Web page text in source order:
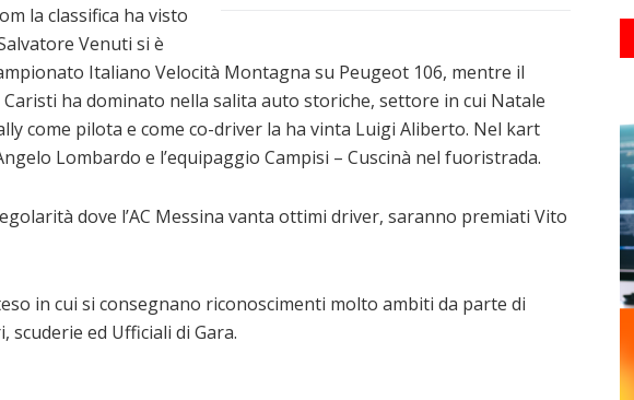
la classifica ha visto
Venuti si è
Italiano Velocità Montagna su Peugeot 106, mentre il
ha dominato nella salita auto storiche, settore in cui Natale
come pilota e come co-driver la ha vinta Luigi Aliberto. Nel kart
Lombardo e l’equipaggio Campisi – Cuscinà nel fuoristrada.
dove l’AC Messina vanta ottimi driver, saranno premiati Vito
in cui si consegnano riconoscimenti molto ambiti da parte di
ed Ufficiali di Gara.